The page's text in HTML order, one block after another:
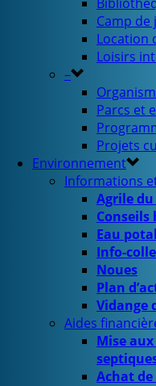
Camp de
Location
Loisirs
–
Parcs et
Projets
Environnement
Informations
Agrile
Eau
Info-
Noues
Plan
Vidange
Aides
Mise
Achat